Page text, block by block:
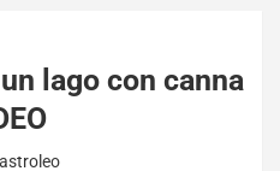
lago con canna